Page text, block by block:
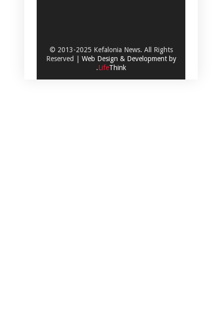
© 2013-2025 Kefalonia News. All Rights
Reserved | Web Design & Development by
.LifeThink